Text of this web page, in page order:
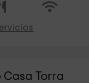
Casa Torra